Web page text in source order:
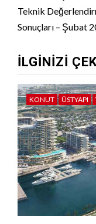
Teknik
Sonuçları – Şubat
İLGINIZI
KONUT ÜSTYAPI